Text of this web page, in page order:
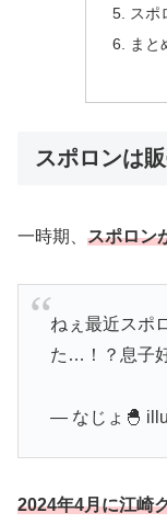
スポ
まと
スポロンは
一時期、 スポロン
ねぇ最近スポ
た…！？息子
— なじょ🐣
2024年4月に江崎